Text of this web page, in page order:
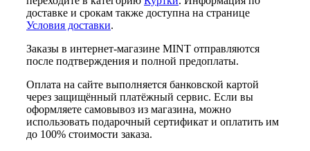
доставке и срокам также доступна на странице
Условия доставки.
Заказы в интернет-магазине MINT отправляются
после подтверждения и полной предоплаты.
Оплата на сайте выполняется банковской картой
через защищённый платёжный сервис. Если вы
оформляете самовывоз из магазина, можно
использовать подарочный сертификат и оплатить им
до 100% стоимости заказа.